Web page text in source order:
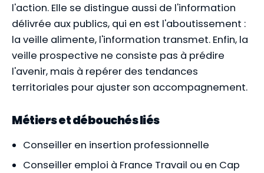
l'action. Elle se distingue aussi de l'information
délivrée aux publics, qui en est l'aboutissement :
la veille alimente, l'information transmet. Enfin, la
veille prospective ne consiste pas à prédire
l'avenir, mais à repérer des tendances
territoriales pour ajuster son accompagnement.
Métiers et débouchés liés
Conseiller en insertion professionnelle
Conseiller emploi à France Travail ou en Cap